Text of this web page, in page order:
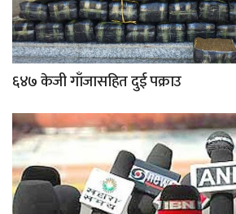
६४७ केजी गाँजासहित दुई पक्राउ